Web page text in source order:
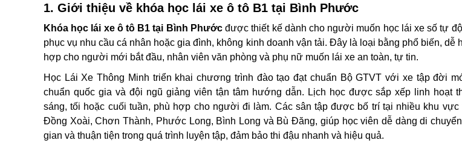
1. Giới thiệu về khóa học lái xe ô tô B1 tại Bình Phước
Khóa học lái xe ô tô B1 tại Bình Phướcđược thiết kế dành cho người muốn học lái xe số tự
phục vụ nhu cầu cá nhân hoặc gia đình, không kinh doanh vận tải. Đây là loại bằng phổ biến, dễ
hợp cho người mới bắt đầu, nhân viên văn phòng và phụ nữ muốn lái xe an toàn, tự tin.
Học Lái Xe Thông Minh triển khai chương trình đào tạo đạt chuẩn Bộ GTVT với xe tập đời
chuẩn quốc gia và đội ngũ giảng viên tận tâm hướng dẫn. Lịch học được sắp xếp linh hoạt
sáng, tối hoặc cuối tuần, phù hợp cho người đi làm. Các sân tập được bố trí tại nhiều khu vực
Đồng Xoài, Chơn Thành, Phước Long, Bình Long và Bù Đăng, giúp học viên dễ dàng di
gian và thuận tiện trong quá trình luyện tập, đảm bảo thi đậu nhanh và hiệu quả.